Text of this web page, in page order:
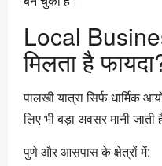
Local
मिलता है
पालखी यात्रा सिर्फ
लिए भी बड़ा अवसर मानी जाती
पुणे और आसपास के क्षेत्रों में: